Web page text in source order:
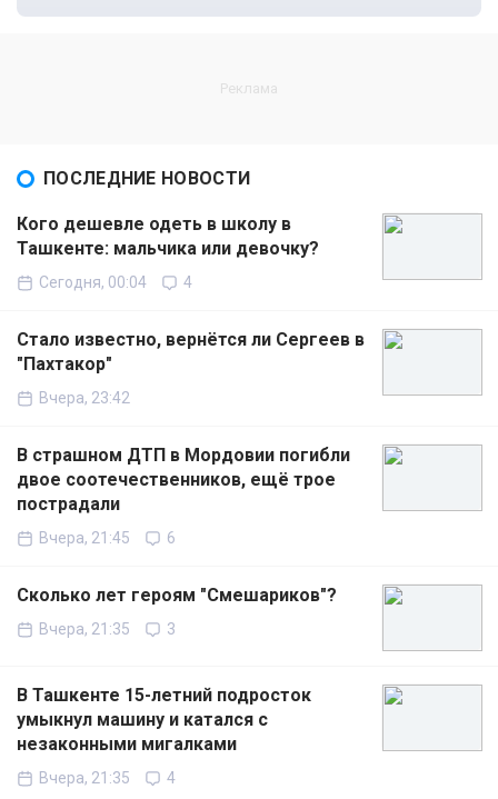
ПОСЛЕДНИЕ НОВОСТИ
Кого дешевле одеть в школу в
Ташкенте: мальчика или девочку?
Сегодня, 00:04 4
Стало известно, вернётся ли Сергеев в
"Пахтакор"
Вчера, 23:42
В страшном ДТП в Мордовии погибли
двое соотечественников, ещё трое
пострадали
Вчера, 21:45 6
Сколько лет героям "Смешариков"?
Вчера, 21:35 3
В Ташкенте 15-летний подросток
умыкнул машину и катался с
незаконными мигалками
Вчера, 21:35 4